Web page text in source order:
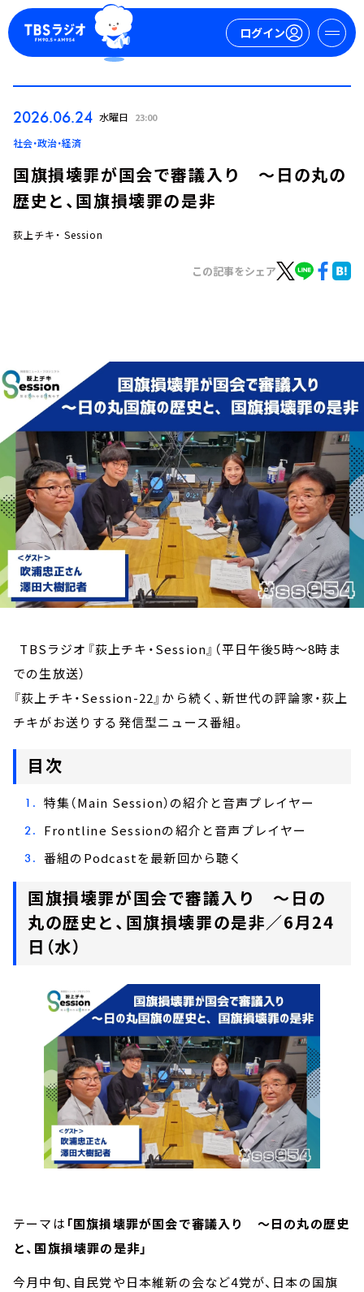
ログイン
お知らせ
イベント・グッズ
YouTube
会社情報
2026.06.24 水曜日 23:00
社会・政治・経済
国旗損壊罪が国会で審議入り ～日の丸の
歴史と、国旗損壊罪の是非
荻上チキ・ Session
この記事をシェア
TBSラジオ『荻上チキ・Session』（平日午後5時～8時ま
での生放送）
『荻上チキ・Session-22』から続く、新世代の評論家・荻上
チキがお送りする発信型ニュース番組。
目次
特集（Main Session）の紹介と音声プレイヤー
Frontline Sessionの紹介と音声プレイヤー
番組のPodcastを最新回から聴く
国旗損壊罪が国会で審議入り ～日の
丸の歴史と、国旗損壊罪の是非／6月24
日（水）
テーマは 「国旗損壊罪が国会で審議入り ～日の丸の歴史
と、国旗損壊罪の是非」
今月中旬、自民党や日本維新の会など4党が、日本の国旗